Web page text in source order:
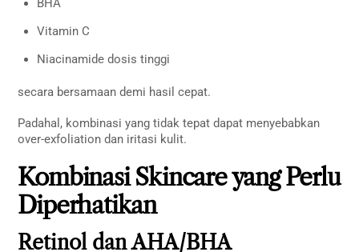
BHA
Vitamin C
Niacinamide dosis tinggi
secara bersamaan demi hasil cepat.
Padahal, kombinasi yang tidak tepat dapat menyebabkan
over-exfoliation dan iritasi kulit.
Kombinasi Skincare yang Perlu
Diperhatikan
Retinol dan AHA/BHA